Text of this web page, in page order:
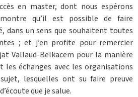
en master, dont nous espérons
montre qu’il est possible de faire
dans un sens que souhaitent toutes
; et j’en profite pour remercier
Vallaud-Belkacem pour la manière
échanges avec les organisations
lesquelles ont su faire preuve
que je salue.